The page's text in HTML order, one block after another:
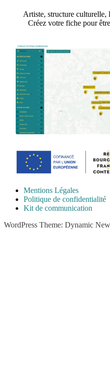
Artiste, structure
Créez votre fiche pour
Mentions Légales
Politique de confidentialité
Kit de communication
WordPress Theme: Dynamic